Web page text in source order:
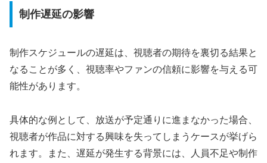
制作遅延の影響
制作スケジュールの遅延は、視聴者の期待を裏切る結果と
なることが多く、視聴率やファンの信頼に影響を与える可
能性があります。
具体的な例として、放送が予定通りに進まなかった場合、
視聴者が作品に対する興味を失ってしまうケースが挙げら
れます。また、遅延が発生する背景には、人員不足や制作